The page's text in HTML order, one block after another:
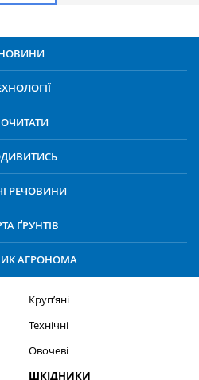
РЕЧОВИНИ
ҐРУНТІВ
АГРОНОМА
Круп’яні
Технічні
Овочеві
ШКІДНИКИ